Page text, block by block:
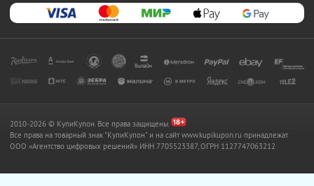
2010-2026 © КупиКупон. Все права защищены.
Все права на товарный знак "КупиКупон" и на сайт www.kupikupon.ru принадлежат
OOO «Агентство цифровых решений» ИНН 7705523387, ОГРН 1127747063212